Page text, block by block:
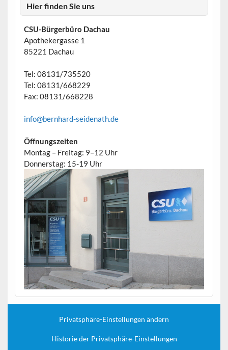
Hier finden Sie uns
CSU-Bürgerbüro Dachau
Apothekergasse 1
85221 Dachau
Tel: 08131/735520
Tel: 08131/668229
Fax: 08131/668228
info@bernhard-seidenath.de
Öffnungszeiten
Montag – Freitag: 9–12 Uhr
Donnerstag: 15-19 Uhr
Privatsphäre-Einstellungen ändern
Historie der Privatsphäre-Einstellungen